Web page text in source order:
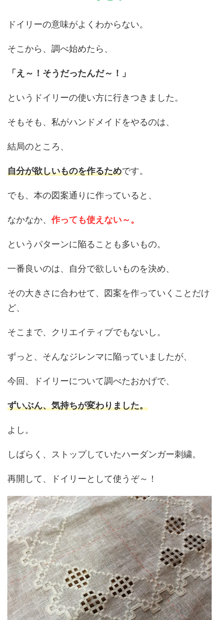
ドイリーの意味がよくわからない。
そこから、調べ始めたら、
「え～！そうだったんだ～！」
というドイリーの使い方に行きつきました。
そもそも、私がハンドメイドをやるのは、
結局のところ、
自分が欲しいものを作るためです。
でも、本の図案通りに作っていると、
なかなか、 作っても使えない～。
というパターンに陥ることも多いもの。
一番良いのは、自分で欲しいものを決め、
その大きさに合わせて、図案を作っていくことだけ
ど、
そこまで、クリエイティブでもないし。
ずっと、そんなジレンマに陥っていましたが、
今回、ドイリーについて調べたおかげで、
ずいぶん、気持ちが変わりました。
よし。
しばらく、ストップしていたハーダンガー刺繍。
再開して、ドイリーとして使うぞ～！